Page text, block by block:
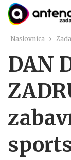
Naslovnica
DAN